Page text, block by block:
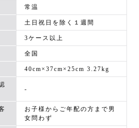
常温
土日祝日を除く１週間
3ケース以上
全国
40cm×37cm×25cm 3.27kg
-
お子様からご年配の方まで男
女問わず